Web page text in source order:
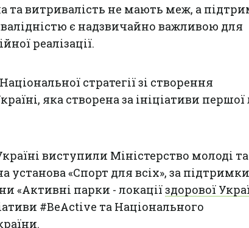
та витривалість не мають меж, а
є надзвичайно важливою для
реалізації.
стратегії зі створення
яка створена за ініціативи першої
виступили Міністерство молоді та
установа «Спорт для всіх», за підтримки
«Активні парки - локаціїздорової
#BeActive та Національного